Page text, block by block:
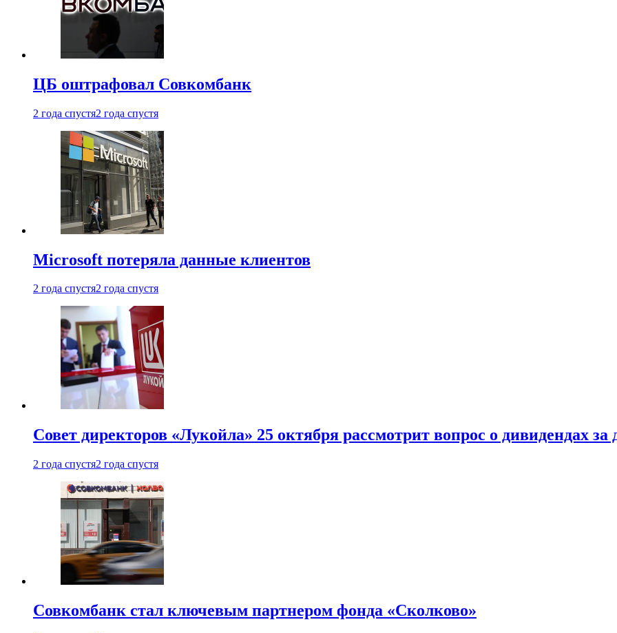
ЦБ оштрафовал Совкомбанк
2 года спустя2 года спустя
Microsoft потеряла данные клиентов
2 года спустя2 года спустя
Совет директоров «Лукойла» 25 октября рассмотрит вопрос о дивидендах за
2 года спустя2 года спустя
Совкомбанк стал ключевым партнером фонда «Сколково»